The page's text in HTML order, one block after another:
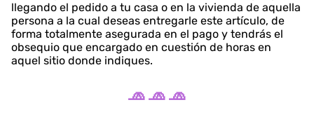
llegando el pedido a tu casa o en la vivienda de aquella
persona a la cual deseas entregarle este artículo, de
forma totalmente asegurada en el pago y tendrás el
obsequio que encargado en cuestión de horas en
aquel sitio donde indiques.
🧢 🧢 🧢